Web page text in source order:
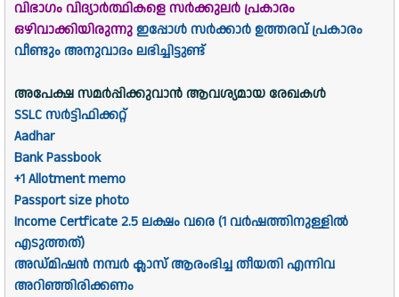
വിഭാഗം വിദ്യാർത്ഥികളെ സർക്കുലർ പ്രകാരം
ഒഴിവാക്കിയിരുന്നുഇപ്പോൾ സർക്കാർ ഉത്തരവ് പ്രകാരം
വീണ്ടും അനുവാദം ലഭിച്ചിട്ടുണ്ട്
അപേക്ഷ സമർപ്പിക്കുവാൻ ആവശ്യമായ രേഖകൾ
SSLC സർട്ടിഫിക്കറ്റ്
Aadhar
Bank Passbook
+1 Allotment memo
Passport size photo
Income Certficate 2.5 ലക്ഷം വരെ (1 വർഷത്തിനുള്ളിൽ
എടുത്തത്)
അഡ്മിഷൻ നമ്പർ ക്ലാസ് ആരംഭിച്ച തീയതി എന്നിവ
അറിഞ്ഞിരിക്കണം